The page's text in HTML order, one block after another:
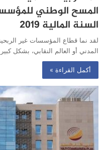
السنة المالية 2019
المدني أو العالم النقابي، بشكل
أكمل القراءة »